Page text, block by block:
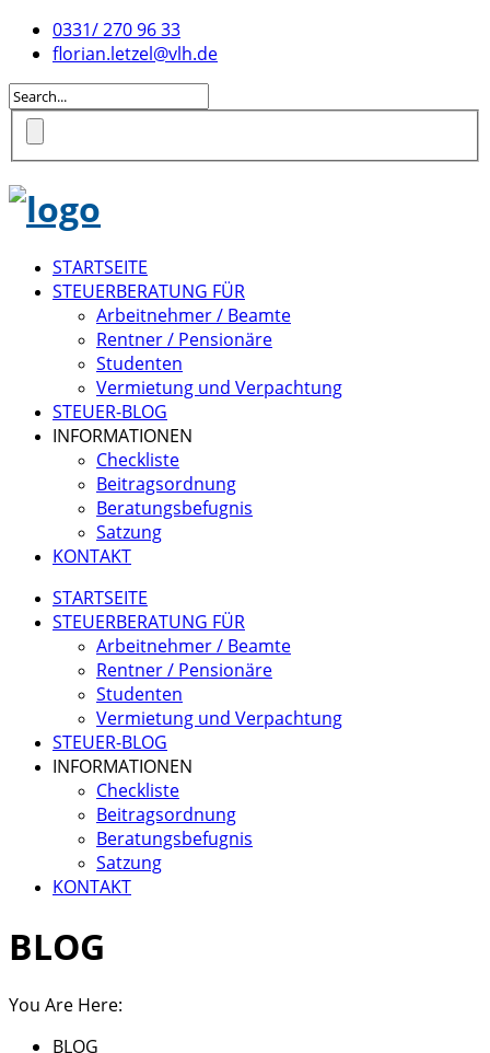
0331/ 270 96 33
florian.letzel@vlh.de
STARTSEITE
STEUERBERATUNG FÜR
Arbeitnehmer / Beamte
Rentner / Pensionäre
Studenten
Vermietung und Verpachtung
STEUER-BLOG
INFORMATIONEN
Checkliste
Beitragsordnung
Beratungsbefugnis
Satzung
KONTAKT
STARTSEITE
STEUERBERATUNG FÜR
Arbeitnehmer / Beamte
Rentner / Pensionäre
Studenten
Vermietung und Verpachtung
STEUER-BLOG
INFORMATIONEN
Checkliste
Beitragsordnung
Beratungsbefugnis
Satzung
KONTAKT
BLOG
You Are Here:
BLOG